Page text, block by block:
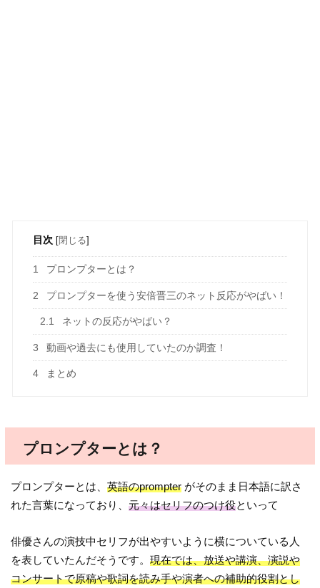
目次 [閉じる]
1 プロンプターとは？
2 プロンプターを使う安倍晋三のネット反応がやばい！
2.1 ネットの反応がやばい？
3 動画や過去にも使用していたのか調査！
4 まとめ
プロンプターとは？
プロンプターとは、英語のprompter がそのまま日本語に訳さ
れた言葉になっており、元々はセリフのつけ役といって
俳優さんの演技中セリフが出やすいように横についている人
を表していたんだそうです。現在では、放送や講演、演説や
コンサートで原稿や歌詞を読み手や演者への補助的役割とし